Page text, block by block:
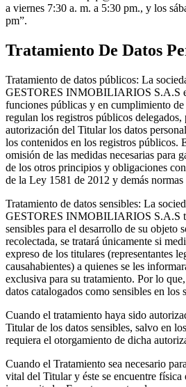
a viernes 7:30 a. m. a 5:30 pm., y los
pm”.
Tratamiento De Datos
Tratamiento de datos públicos: La
GESTORES INMOBILIARIOS S.A.S
funciones públicas y en cumplimiento de
regulan los registros públicos delegados,
autorización del Titular los datos
los contenidos en los registros públicos.
omisión de las medidas necesarias para
de los otros principios y obligaciones
de la Ley 1581 de 2012 y demás normas
Tratamiento de datos sensibles: La
GESTORES INMOBILIARIOS S.A.S
sensibles para el desarrollo de su objeto
recolectada, se tratará únicamente si
expreso de los titulares (representantes
causahabientes) a quienes se les
exclusiva para su tratamiento. Por lo
datos catalogados como sensibles en los
Cuando el tratamiento haya sido
Titular de los datos sensibles, salvo en
requiera el otorgamiento de dicha
Cuando el Tratamiento sea necesario
vital del Titular y éste se encuentre física